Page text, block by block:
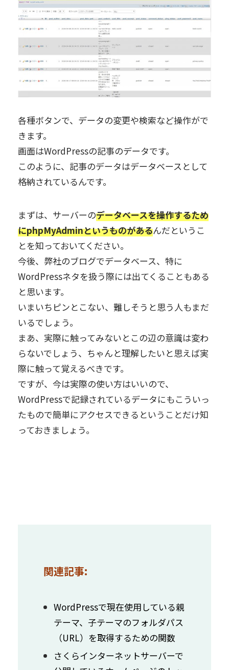
各種ボタンで、データの変更や検索など操作がで
きます。
画面はWordPressの記事のデータです。
このように、記事のデータはデータベースとして
格納されているんです。
まずは、サーバーのデータベースを操作するため
にphpMyAdminというものがあるんだというこ
とを知っておいてください。
今後、弊社のブログでデータベース、特に
WordPressネタを扱う際には出てくることもある
と思います。
いまいちピンとこない、難しそうと思う人もまだ
いるでしょう。
まあ、実際に触ってみないとこの辺の意識は変わ
らないでしょう、ちゃんと理解したいと思えば実
際に触って覚えるべきです。
ですが、今は実際の使い方はいいので、
WordPressで記録されているデータにもこういっ
たもので簡単にアクセスできるということだけ知
っておきましょう。
関連記事:
WordPressで現在使用している親
テーマ、子テーマのフォルダパス
（URL）を取得するための関数
さくらインターネットサーバーで